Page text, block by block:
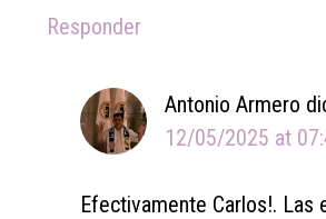
Responder
Antonio Armero
12/05/2025 at
Efectivamente Carlos!. Las